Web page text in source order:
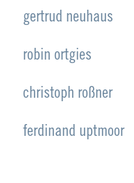
gertrud neuhaus
robin ortgies
christoph roßner
ferdinand uptmoor